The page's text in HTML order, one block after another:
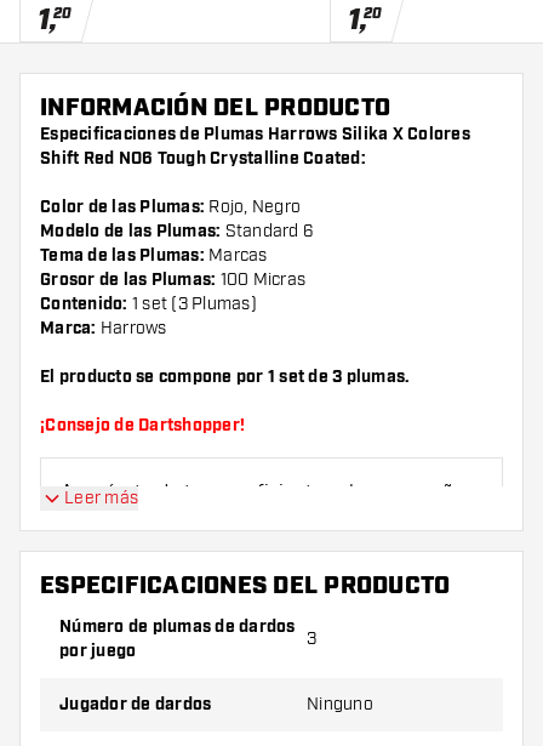
1,20 1,20
INFORMACIÓN DEL PRODUCTO
Especificaciones de Plumas Harrows Silika X Colores
Shift Red NO6 Tough Crystalline Coated:
Color de las Plumas: Rojo, Negro
Modelo de las Plumas: Standard 6
Tema de las Plumas: Marcas
Grosor de las Plumas: 100 Micras
Contenido: 1 set (3 Plumas)
Marca: Harrows
El producto se compone por 1 set de 3 plumas.
¡Consejo de Dartshopper!
Asegúrate de tener suficientes plumas y cañas.
Prueba una forma, un material o un grosor
diferente de plumas para descubrir qué
variante es mejor para ti.
Leer más
ESPECIFICACIONES DEL PRODUCTO
Número de plumas de dardos
por juego
3
Jugador de dardos Ninguno